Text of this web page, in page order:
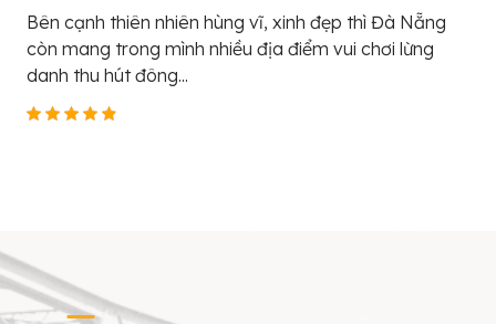
Bên cạnh thiên nhiên hùng vĩ, xinh đẹp thì Đà Nẵng
còn mang trong mình nhiều địa điểm vui chơi lừng
danh thu hút đông...